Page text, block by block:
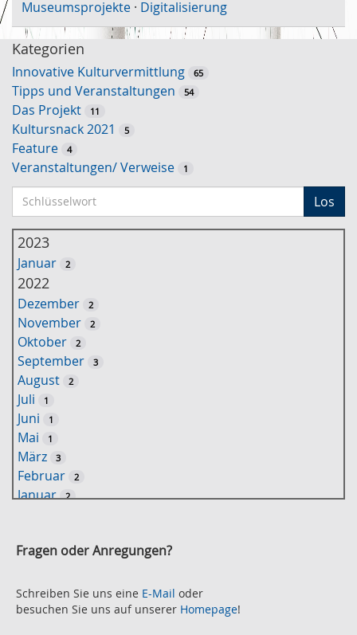
Museumsprojekte · Digitalisierung
Kategorien
Innovative Kulturvermittlung 65
Tipps und Veranstaltungen 54
Das Projekt 11
Kultursnack 2021 5
Feature 4
Veranstaltungen/ Verweise 1
c
h
ü
w
o
r
u
c
Los
2023
Januar 2
2022
Dezember 2
November 2
Oktober 2
September 3
August 2
Juli 1
Juni 1
Mai 1
März 3
Februar 2
Januar 2
Oktober 2
August 2
Juli 2
Fragen oder Anregungen?
Schreiben Sie uns eine E-Mail oder
besuchen Sie uns auf unserer Homepage!